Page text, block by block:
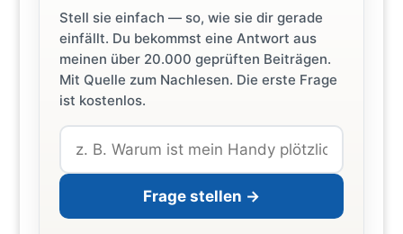
Stell sie einfach — so, wie sie dir gerade
einfällt. Du bekommst eine Antwort aus
meinen über 20.000 geprüften Beiträgen.
Mit Quelle zum Nachlesen. Die erste Frage
ist kostenlos.
Frage stellen →